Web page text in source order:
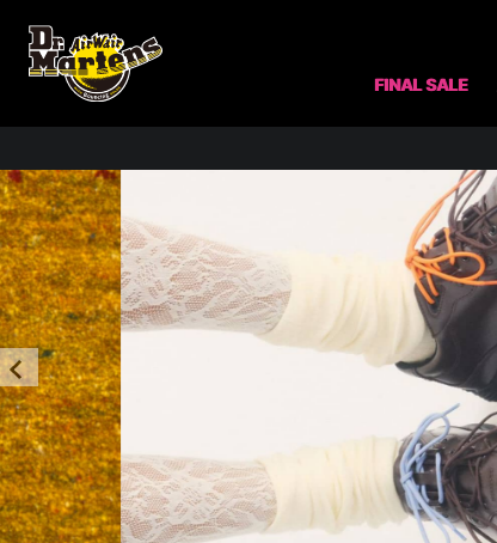
FINAL SALE